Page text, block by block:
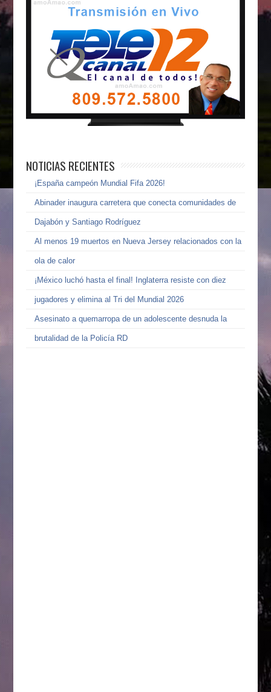
NOTICIAS RECIENTES
¡España campeón Mundial Fifa 2026!
Abinader inaugura carretera que conecta comunidades de
Dajabón y Santiago Rodríguez
Al menos 19 muertos en Nueva Jersey relacionados con la
ola de calor
¡México luchó hasta el final! Inglaterra resiste con diez
jugadores y elimina al Tri del Mundial 2026
Asesinato a quemarropa de un adolescente desnuda la
brutalidad de la Policía RD